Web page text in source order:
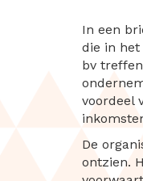
In een
die in het
bv
voordeel
De
ontzien.